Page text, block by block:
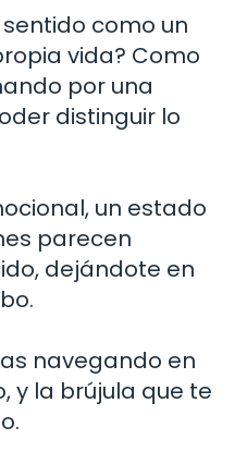
como un
vida? Como
por una
distinguir lo
un estado
parecen
dejándote en
navegando en
y la brújula que te